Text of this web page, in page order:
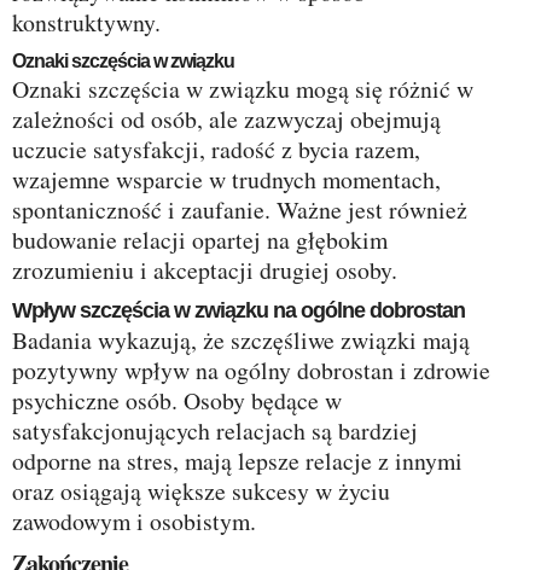
konstruktywny.
Oznaki szczęścia w związku
Oznaki szczęścia w związku mogą się różnić w
zależności od osób, ale zazwyczaj obejmują
uczucie satysfakcji, radość z bycia razem,
wzajemne wsparcie w trudnych momentach,
spontaniczność i zaufanie. Ważne jest również
budowanie relacji opartej na głębokim
zrozumieniu i akceptacji drugiej osoby.
Wpływ szczęścia w związku na ogólne dobrostan
Badania wykazują, że szczęśliwe związki mają
pozytywny wpływ na ogólny dobrostan i zdrowie
psychiczne osób. Osoby będące w
satysfakcjonujących relacjach są bardziej
odporne na stres, mają lepsze relacje z innymi
oraz osiągają większe sukcesy w życiu
zawodowym i osobistym.